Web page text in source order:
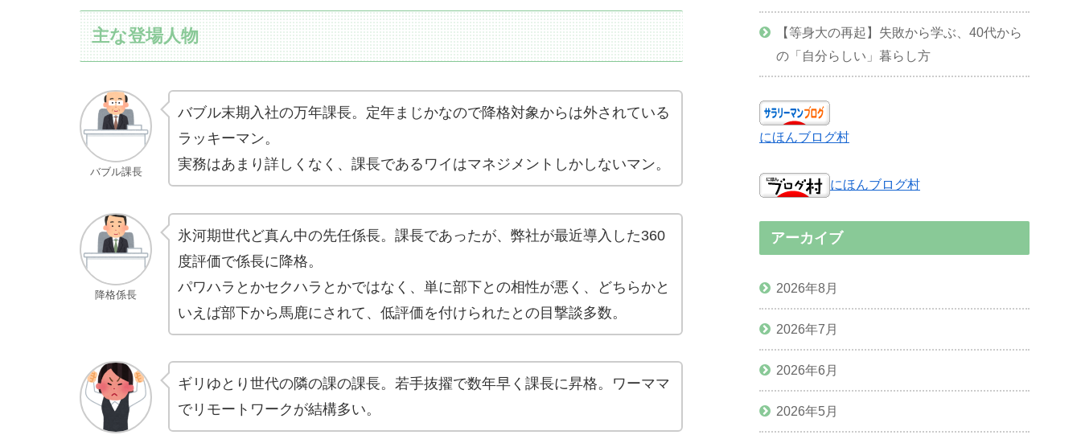
主な登場人物
バブル課長
バブル末期入社の万年課長。定年まじかなので降格対象からは外されている
ラッキーマン。
実務はあまり詳しくなく、課長であるワイはマネジメントしかしないマン。
降格係長
氷河期世代ど真ん中の先任係長。課長であったが、弊社が最近導入した360
度評価で係長に降格。
パワハラとかセクハラとかではなく、単に部下との相性が悪く、どちらかと
いえば部下から馬鹿にされて、低評価を付けられたとの目撃談多数。
ギリゆとり世代の隣の課の課長。若手抜擢で数年早く課長に昇格。ワーママ
でリモートワークが結構多い。
【等身大の再起】失敗から学ぶ、40代から
の「自分らしい」暮らし方
にほんブログ村
にほんブログ村
アーカイブ
2026年8月
2026年7月
2026年6月
2026年5月